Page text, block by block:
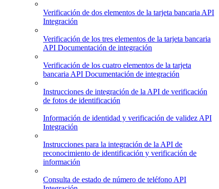
Verificación de dos elementos de la tarjeta bancaria API
Integración
Verificación de los tres elementos de la tarjeta bancaria
API Documentación de integración
Verificación de los cuatro elementos de la tarjeta
bancaria API Documentación de integración
Instrucciones de integración de la API de verificación
de fotos de identificación
Información de identidad y verificación de validez API
Integración
Instrucciones para la integración de la API de
reconocimiento de identificación y verificación de
información
Consulta de estado de número de teléfono API